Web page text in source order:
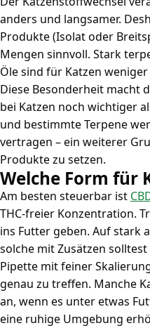
anders und langsamer.
Produkte (Isolat oder
Mengen sinnvoll. Stark
Öle sind für Katzen
Diese Besonderheit macht
bei Katzen noch wichtiger
und bestimmte Terpene
vertragen – ein weiterer
Produkte zu setzen.
Welche Form für
Am besten steuerbar ist
THC-freier Konzentration.
ins Futter geben. Auf stark
solche mit Zusätzen
Pipette mit feiner
genau zu treffen. Manche
an, wenn es unter etwas
eine ruhige Umgebung